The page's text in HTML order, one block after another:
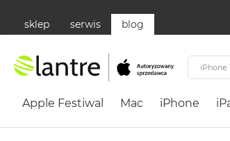
sklep serwis blog
Apple
Apple Festiwal Mac iPhone